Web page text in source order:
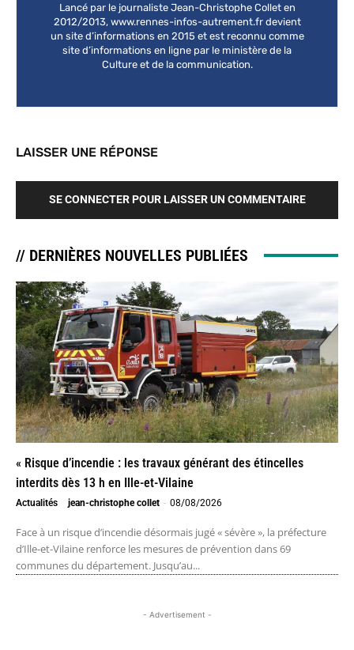
Lancé par le journaliste Jean-Christophe Collet en
2012/2013, www.rennes-infos-autrement.fr devient
un site d’informations en 2015 et est reconnu comme
site d’informations en ligne par le ministère de la
Culture et de la communication.
LAISSER UNE RÉPONSE
SE CONNECTER POUR LAISSER UN COMMENTAIRE
// DERNIÈRES NOUVELLES PUBLIÉES
« Risque d’incendie : les travaux générant des étincelles
interdits dès 13 h en Ille-et-Vilaine
Actualités jean-christophe collet - 08/08/2026
Face à un risque d’incendie désormais jugé « sévère », la préfecture
d’Ille-et-Vilaine renforce les mesures de prévention dans 69
communes du département. Jusqu’au...
- Advertisement -